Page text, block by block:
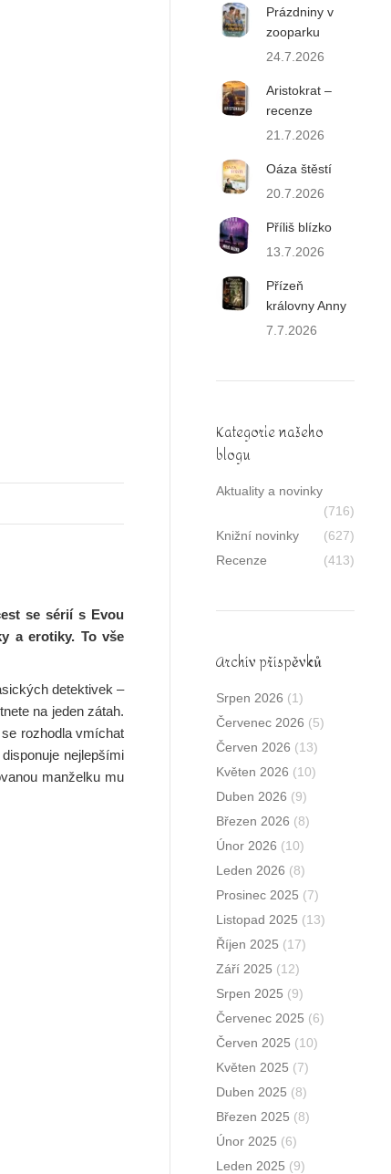
se sérií s Evou
a erotiky. To vše
detektivek –
na jeden zátah.
rozhodla vmíchat
nejlepšími
manželku mu
Prázdniny v
zooparku
24.7.2026
Aristokrat –
recenze
21.7.2026
Oáza štěstí
20.7.2026
Příliš blízko
13.7.2026
Přízeň
královny Anny
7.7.2026
Kategorie našeho
blogu
Aktuality a novinky
(716)
Knižní novinky
(627)
Recenze
(413)
Archív příspěvků
Srpen 2026 (1)
Červenec 2026 (5)
Červen 2026 (13)
Květen 2026 (10)
Duben 2026 (9)
Březen 2026 (8)
Únor 2026 (10)
Leden 2026 (8)
Prosinec 2025 (7)
Listopad 2025 (13)
Říjen 2025 (17)
Září 2025 (12)
Srpen 2025 (9)
Červenec 2025 (6)
Červen 2025 (10)
Květen 2025 (7)
Duben 2025 (8)
Březen 2025 (8)
Únor 2025 (6)
Leden 2025 (9)